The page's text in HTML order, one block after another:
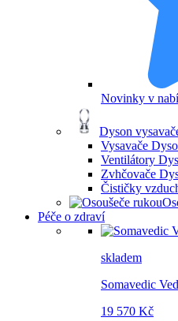
Novinky v
Dyson
Vysavače
Ventilátory
Zvhčovače
Čističky
Péče o zdraví
skladem
Somavedic
19 570 Kč